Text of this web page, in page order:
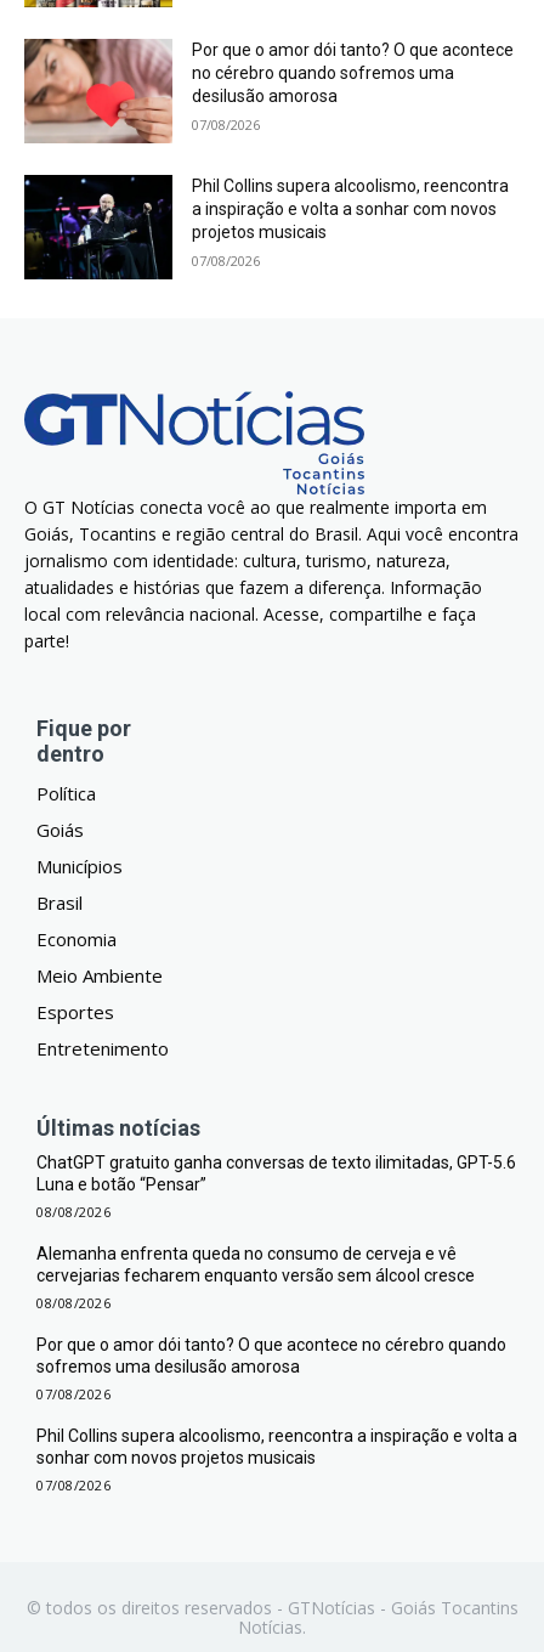
Por que o amor dói tanto? O que acontece
no cérebro quando sofremos uma
desilusão amorosa
07/08/2026
Phil Collins supera alcoolismo, reencontra
a inspiração e volta a sonhar com novos
projetos musicais
07/08/2026
O GT Notícias conecta você ao que realmente importa em
Goiás, Tocantins e região central do Brasil. Aqui você encontra
jornalismo com identidade: cultura, turismo, natureza,
atualidades e histórias que fazem a diferença. Informação
local com relevância nacional. Acesse, compartilhe e faça
parte!
Fique por
dentro
Política
Goiás
Municípios
Brasil
Economia
Meio Ambiente
Esportes
Entretenimento
Últimas notícias
ChatGPT gratuito ganha conversas de texto ilimitadas, GPT-5.6
Luna e botão “Pensar”
08/08/2026
Alemanha enfrenta queda no consumo de cerveja e vê
cervejarias fecharem enquanto versão sem álcool cresce
08/08/2026
Por que o amor dói tanto? O que acontece no cérebro quando
sofremos uma desilusão amorosa
07/08/2026
Phil Collins supera alcoolismo, reencontra a inspiração e volta a
sonhar com novos projetos musicais
07/08/2026
© todos os direitos reservados - GTNotícias - Goiás Tocantins
Notícias.